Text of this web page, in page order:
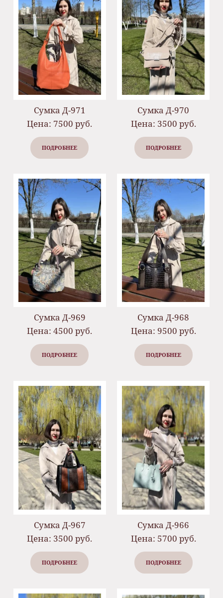
Сумка Д-971
Цена: 7500 руб.
ПОДРОБНЕЕ
Сумка Д-970
Цена: 3500 руб.
ПОДРОБНЕЕ
Сумка Д-969
Цена: 4500 руб.
ПОДРОБНЕЕ
Сумка Д-968
Цена: 9500 руб.
ПОДРОБНЕЕ
Сумка Д-967
Цена: 3500 руб.
ПОДРОБНЕЕ
Сумка Д-966
Цена: 5700 руб.
ПОДРОБНЕЕ